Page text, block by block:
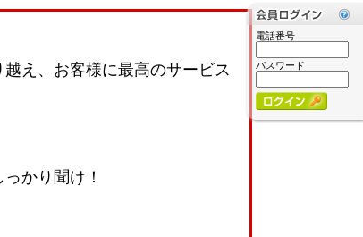
え、お客様に最高のサービス
かり聞け！
電話番号
パスワード